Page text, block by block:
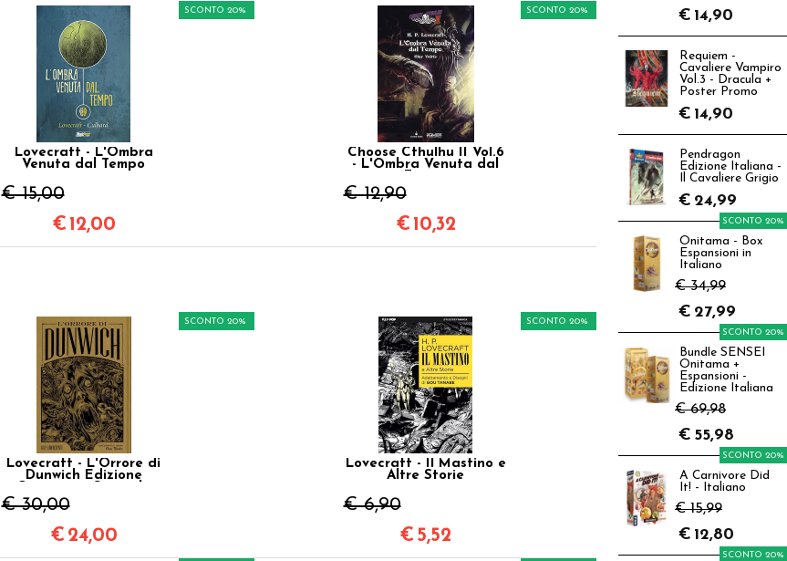
Lovecraft - L'Ombra
Venuta dal Tempo
€ 15,00
SCONTO 20%
€ 12,00
Choose Cthulhu II Vol.6
- L'Ombra Venuta dal
€ 12,90
SCONTO 20%
€ 10,32
Lovecraft - L'Orrore di
Dunwich Edizione
€ 30,00
SCONTO 20%
€ 24,00
Lovecraft - Il Mastino e
Altre Storie
€ 6,90
SCONTO 20%
€ 5,52
€ 14,90
Requiem -
Cavaliere Vampiro
Vol.3 - Dracula +
Poster Promo
€ 14,90
Pendragon
Edizione Italiana -
Il Cavaliere Grigio
€ 24,99
Onitama - Box
Espansioni in
Italiano
€ 34,99
SCONTO 20%
€ 27,99
Bundle SENSEI
Onitama +
Espansioni -
Edizione Italiana
€ 69,98
SCONTO 20%
€ 55,98
A Carnivore Did
It! - Italiano
€ 15,99
SCONTO 20%
€ 12,80
SCONTO 20%